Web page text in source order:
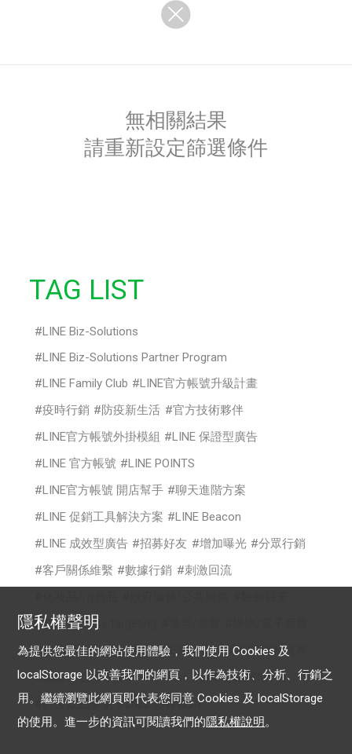
無相關結果
請重新設定篩選條件
TAG LIST
LINE Biz-Solutions
LINE Biz-Solutions Partner Program
LINE Family Club
LINE官方帳號升級計畫
疫時行銷
防疫新生活
官方技術夥伴
LINE官方帳號外掛模組
LINE 保證型廣告
LINE 官方帳號
LINE POINTS
LINE官方帳號 開店幫手
聊天進階方案
LINE 促銷工具解決方案
LINE Beacon
LINE 成效型廣告
招募好友 增加曝光
分眾行銷
客戶關係維繫
數據行銷
刺激回流
時尚
cross targeting
食品/餐飲
你的生意LINE來放大
電商行銷新境界
認證帳號
專屬ID OA Plus
LAP行銷策略
數位啟點學堂
2022 影音贏銷
隱私權聲明
為提供您最佳的網站使用體驗，我們使用 Cookies 及
localStorage 以改善我們的網頁，以作為技術、分析、行銷之
用。繼續瀏覽此網頁即代表您同意 Cookies 及 localStorage
的使用。進一步的資訊可閱讀我們的隱私權說明。